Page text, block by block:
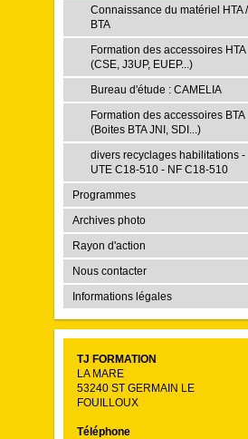
Connaissance du matériel HTA /
BTA
Formation des accessoires HTA
(CSE, J3UP, EUEP...)
Bureau d'étude : CAMELIA
Formation des accessoires BTA
(Boites BTA JNI, SDI...)
divers recyclages habilitations -
UTE C18-510 - NF C18-510
Programmes
Archives photo
Rayon d'action
Nous contacter
Informations légales
TJ FORMATION
LA MARE
53240 ST GERMAIN LE
FOUILLOUX
Téléphone